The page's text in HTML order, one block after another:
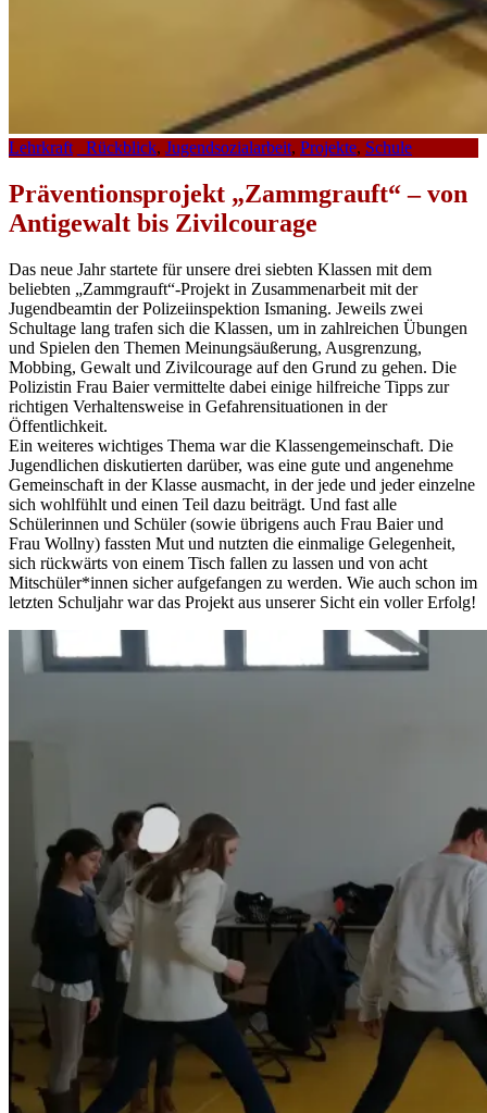
Lehrkraft _Rückblick, Jugendsozialarbeit, Projekte, Schule
Präventionsprojekt „Zammgrauft“ – von
Antigewalt bis Zivilcourage
Das neue Jahr startete für unsere drei siebten Klassen mit dem
beliebten „Zammgrauft“-Projekt in Zusammenarbeit mit der
Jugendbeamtin der Polizeiinspektion Ismaning. Jeweils zwei
Schultage lang trafen sich die Klassen, um in zahlreichen Übungen
und Spielen den Themen Meinungsäußerung, Ausgrenzung,
Mobbing, Gewalt und Zivilcourage auf den Grund zu gehen. Die
Polizistin Frau Baier vermittelte dabei einige hilfreiche Tipps zur
richtigen Verhaltensweise in Gefahrensituationen in der
Öffentlichkeit.
Ein weiteres wichtiges Thema war die Klassengemeinschaft. Die
Jugendlichen diskutierten darüber, was eine gute und angenehme
Gemeinschaft in der Klasse ausmacht, in der jede und jeder einzelne
sich wohlfühlt und einen Teil dazu beiträgt. Und fast alle
Schülerinnen und Schüler (sowie übrigens auch Frau Baier und
Frau Wollny) fassten Mut und nutzten die einmalige Gelegenheit,
sich rückwärts von einem Tisch fallen zu lassen und von acht
Mitschüler*innen sicher aufgefangen zu werden. Wie auch schon im
letzten Schuljahr war das Projekt aus unserer Sicht ein voller Erfolg!